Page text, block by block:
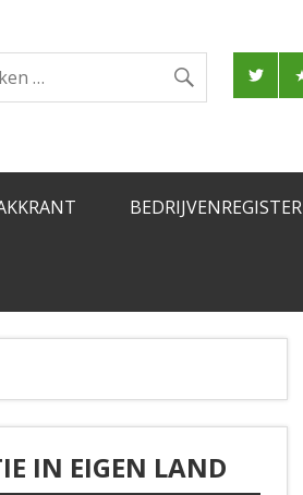
BEDRIJVENREGISTER
IN EIGEN LAND